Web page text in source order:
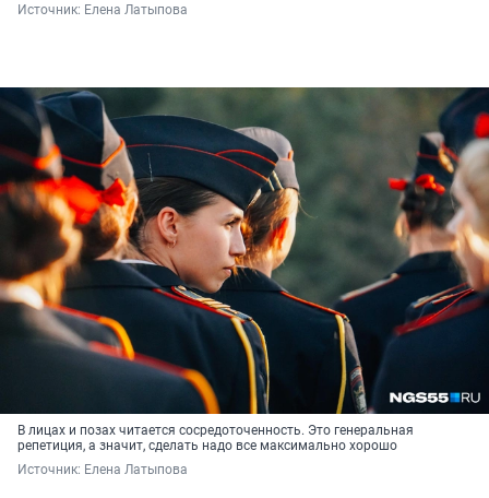
Источник: Елена Латыпова
В лицах и позах читается сосредоточенность. Это генеральная
репетиция, а значит, сделать надо все максимально хорошо
Источник: Елена Латыпова